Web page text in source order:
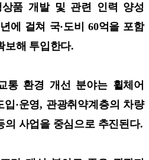
품 개발 및 관련 인력 양성
에 걸쳐 국·도비 60억을 포함
보해 투입한다.
통 환경 개선 분야는 휠체어
·운영, 관광취약계층의 차량
의 사업을 중심으로 추진된다.